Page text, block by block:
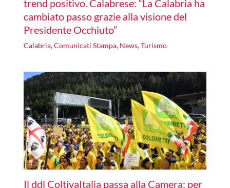
trend positivo. Calabrese: “La Calabria ha
cambiato passo grazie alla visione del
Presidente Occhiuto”
Calabria,Comunicati Stampa, News,Turismo
Il ddl ColtivaItalia passa alla Camera: per